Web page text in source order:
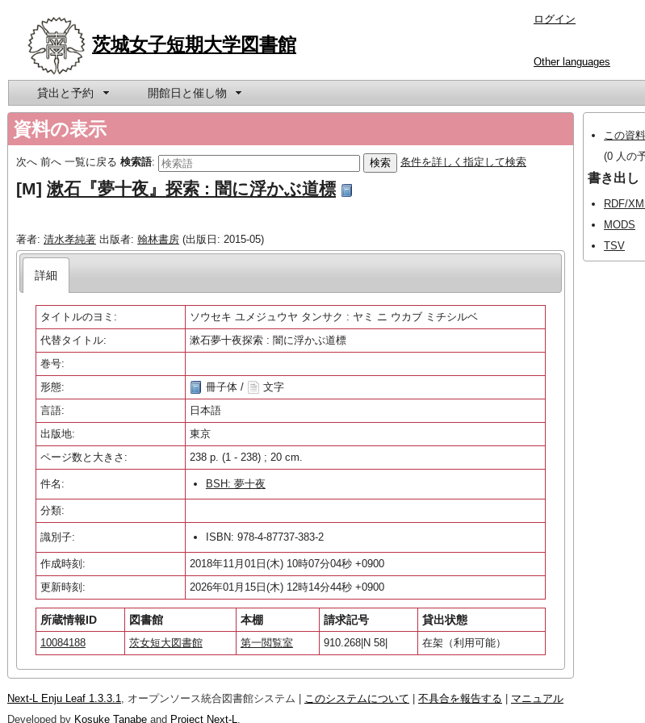
茨城女子短期大学図書館
ログイン
Other languages
貸出と予約 開館日と催し物
資料の表示
次へ 前へ 一覧に戻る 検索語: 条件を詳しく指定して検索
[M] 漱石『夢十夜』探索 : 闇に浮かぶ道標
著者: 清水孝純著 出版者: 翰林書房 (出版日: 2015-05)
詳細
タイトルのヨミ:
ソウセキ ユメジュウヤ タンサク : ヤミ ニ ウカブ ミチシルベ
代替タイトル:
漱石夢十夜探索 : 闇に浮かぶ道標
巻号:
形態:
冊子体 /
文字
言語:
日本語
出版地:
東京
ページ数と大きさ:
238p. (1 - 238) ; 20 cm.
件名: BSH: 夢十夜
分類:
識別子: ISBN: 978-4-87737-383-2
作成時刻:
2018年11月01日(木) 10時07分04秒 +0900
更新時刻:
2026年01月15日(木) 12時14分44秒 +0900
所蔵情報ID 図書館 本棚 請求記号 貸出状態
10084188 茨女短大図書館 第一閲覧室 910.268|N 58| 在架（利用可能）
この資
(0 人の
書き出し
RDF/
MODS
TSV
Next-L Enju Leaf 1.3.3.1 , オープンソース統合図書館システム | このシステムについて 不具合を報告する
マニュアル
Developed by Kosuke Tanabe and Project Next-L